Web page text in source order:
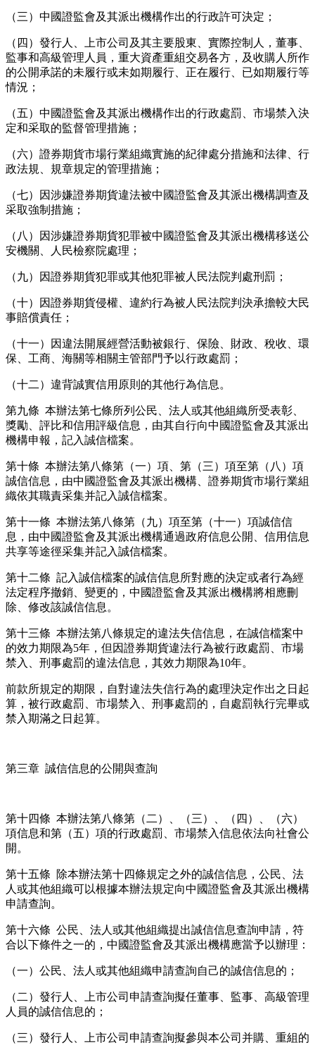
（三）中國證監會及其派出機構作出的行政許可決定；
（四）發行人、上市公司及其主要股東、實際控制人，董事、
監事和高級管理人員，重大資產重組交易各方，及收購人所作
的公開承諾的未履行或未如期履行、正在履行、已如期履行等
情況；
（五）中國證監會及其派出機構作出的行政處罰、市場禁入決
定和采取的監督管理措施；
（六）證券期貨市場行業組織實施的紀律處分措施和法律、行
政法規、規章規定的管理措施；
（七）因涉嫌證券期貨違法被中國證監會及其派出機構調查及
采取強制措施；
（八）因涉嫌證券期貨犯罪被中國證監會及其派出機構移送公
安機關、人民檢察院處理；
（九）因證券期貨犯罪或其他犯罪被人民法院判處刑罰；
（十）因證券期貨侵權、違約行為被人民法院判決承擔較大民
事賠償責任；
（十一）因違法開展經營活動被銀行、保險、財政、稅收、環
保、工商、海關等相關主管部門予以行政處罰；
（十二）違背誠實信用原則的其他行為信息。
第九條 本辦法第七條所列公民、法人或其他組織所受表彰、
獎勵、評比和信用評級信息，由其自行向中國證監會及其派出
機構申報，記入誠信檔案。
第十條 本辦法第八條第（一）項、第（三）項至第（八）項
誠信信息，由中國證監會及其派出機構、證券期貨市場行業組
織依其職責采集并記入誠信檔案。
第十一條 本辦法第八條第（九）項至第（十一）項誠信信
息，由中國證監會及其派出機構通過政府信息公開、信用信息
共享等途徑采集并記入誠信檔案。
第十二條 記入誠信檔案的誠信信息所對應的決定或者行為經
法定程序撤銷、變更的，中國證監會及其派出機構將相應刪
除、修改該誠信信息。
第十三條 本辦法第八條規定的違法失信信息，在誠信檔案中
的效力期限為5年，但因證券期貨違法行為被行政處罰、市場
禁入、刑事處罰的違法信息，其效力期限為10年。
前款所規定的期限，自對違法失信行為的處理決定作出之日起
算，被行政處罰、市場禁入、刑事處罰的，自處罰執行完畢或
禁入期滿之日起算。
第三章 誠信信息的公開與查詢
第十四條 本辦法第八條第（二）、（三）、（四）、（六）
項信息和第（五）項的行政處罰、市場禁入信息依法向社會公
開。
第十五條 除本辦法第十四條規定之外的誠信信息，公民、法
人或其他組織可以根據本辦法規定向中國證監會及其派出機構
申請查詢。
第十六條 公民、法人或其他組織提出誠信信息查詢申請，符
合以下條件之一的，中國證監會及其派出機構應當予以辦理：
（一）公民、法人或其他組織申請查詢自己的誠信信息的；
（二）發行人、上市公司申請查詢擬任董事、監事、高級管理
人員的誠信信息的；
（三）發行人、上市公司申請查詢擬參與本公司并購、重組的